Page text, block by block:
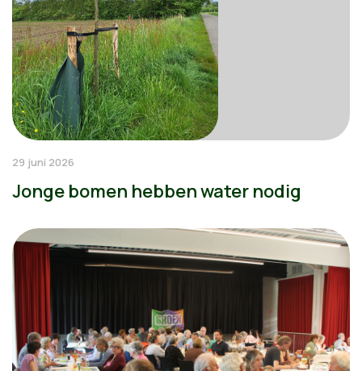
29 juni 2026
Jonge bomen hebben water nodig